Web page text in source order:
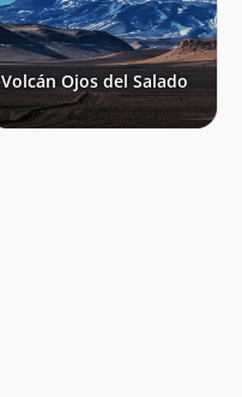
Volcán Ojos del Salado